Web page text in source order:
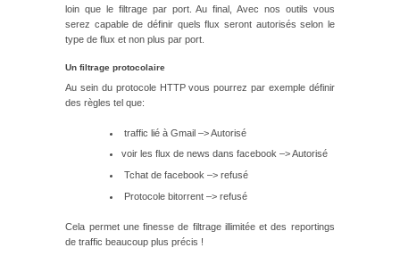
loin que le filtrage par port. Au final, Avec nos outils vous
serez capable de définir quels flux seront autorisés selon le
type de flux et non plus par port.
Un filtrage protocolaire
Au sein du protocole HTTP vous pourrez par exemple définir
des règles tel que:
traffic lié à Gmail –> Autorisé
voir les flux de news dans facebook –> Autorisé
Tchat de facebook –> refusé
Protocole bitorrent –> refusé
Cela permet une finesse de filtrage illimitée et des reportings
de traffic beaucoup plus précis !